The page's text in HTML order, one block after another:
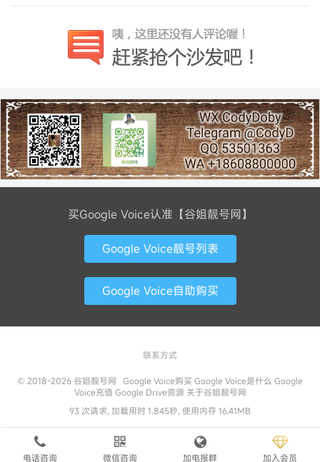
买Google Voice认准【谷姐靓号网】
Google Voice靓号列表
Google Voice自助购买
联系方式
© 2018-2026 谷姐靓号网 Google Voice购买 Google Voice是什么 Google
Voice充值 Google Drive资源 关于谷姐靓号网
93 次请求, 加载用时 1.845秒, 使用内存 16.41MB
电话咨询 微信咨询 加电报群 加入会员